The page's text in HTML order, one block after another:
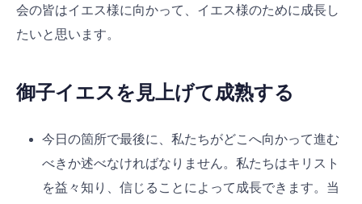
会の皆はイエス様に向かって、イエス様のために成長し
たいと思います。
御子イエスを見上げて成熟する
今日の箇所で最後に、私たちがどこへ向かって進む
べきか述べなければなりません。私たちはキリスト
を益々知り、信じることによって成長できます。当